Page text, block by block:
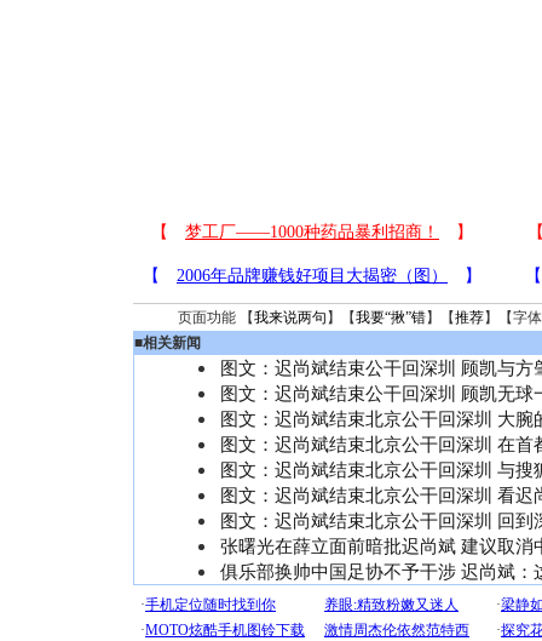
页面功能 【我来说两句 】【我要“揪”错】【推荐】【字
■相关新闻
图文：迟尚斌结束公干回深圳 顾凯与方
图文：迟尚斌结束公干回深圳 顾凯无球
图文：迟尚斌结束北京公干回深圳 大腕
图文：迟尚斌结束北京公干回深圳 在首
图文：迟尚斌结束北京公干回深圳 与搜
图文：迟尚斌结束北京公干回深圳 看迟
图文：迟尚斌结束北京公干回深圳 回到
张曙光在薛立面前暗批迟尚斌 建议取消
俱乐部换帅中国足协不予干涉 迟尚斌：